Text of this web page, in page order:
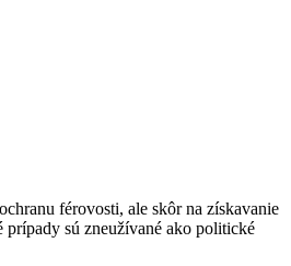
férovosti, ale skôr na získavanie
sú zneužívané ako politické